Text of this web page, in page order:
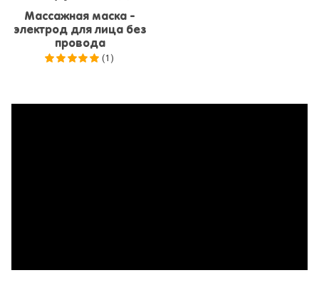
Массажная маска -
электрод для лица без
провода
(1)